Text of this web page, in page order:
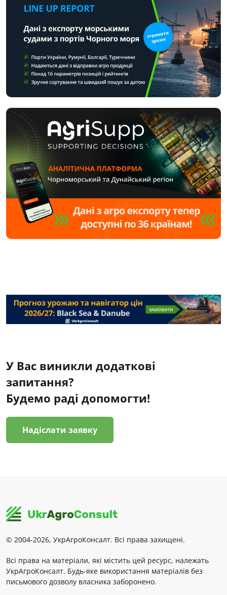
У Вас виникли додаткові
запитання?
Будемо раді допомогти!
Надіслати заявку
© 2004-2026, УкрАгроКонсалт. Всі права захищені.
Всі права на матеріали, які містить цей ресурс, належать
УкрАгроКонсалт. Будь-яке використання матеріалів без
письмового дозволу власника заборонено.